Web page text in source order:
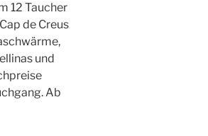
12 Taucher
de Creus
und
Ab